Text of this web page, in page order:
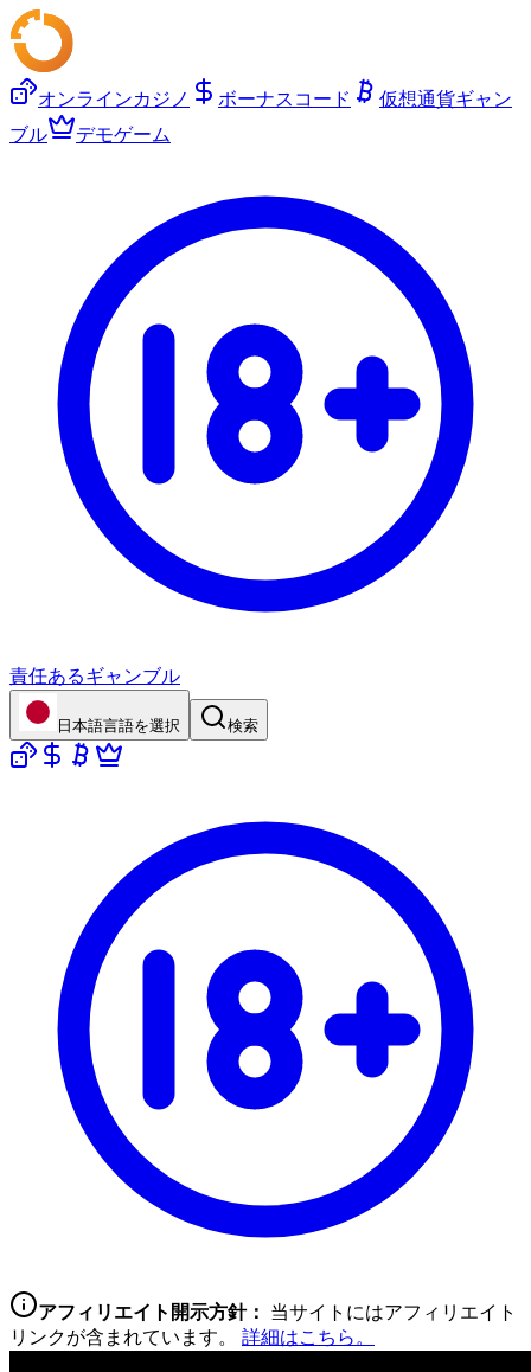
オンラインカジノ ボーナスコード
仮想通貨ギャン
ブル
デモゲーム
責任あるギャンブル
日本語言語を選択 検索
アフィリエイト開示方針：
当サイトにはアフィリエイト
リンクが含まれています。
詳細はこちら。